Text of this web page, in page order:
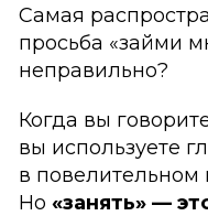
Самая
просьба «займи
неправильно?
Когда вы
вы используете
в повелительном
Но «занять» —